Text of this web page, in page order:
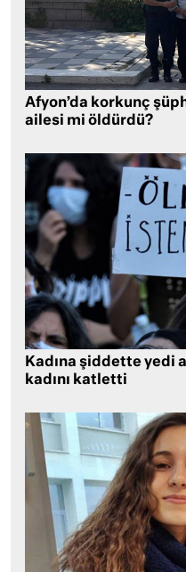
Afyon’da korkunç
ailesi mi öldürdü?
Kadına şiddette yedi
kadını katletti